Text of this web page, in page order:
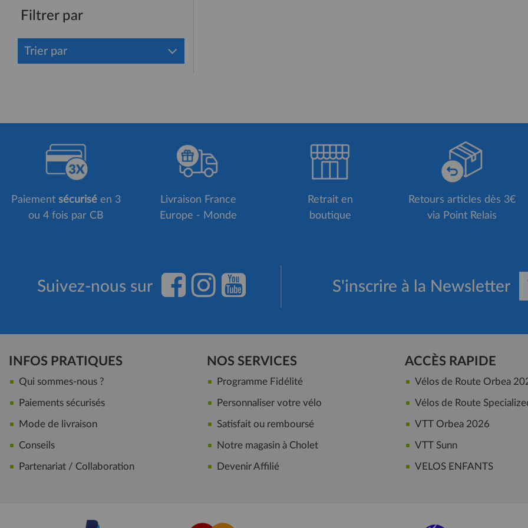
Filtrer par
Trier par
Paiement sécurisé en 3
ou 4 fois par CB
Livraison France
Europe - Monde
Retrait en
boutique
Retours articles dès 3€
via Point Relais
Suivez-nous sur S'inscrire à la Newsletter
INFOS PRATIQUES
Qui sommes-nous ?
Paiements sécurisés
Mode de livraison
Conseils
Partenariat / Collaboration
NOS SERVICES
Programme Fidélité
Personnaliser votre vélo
Satisfait ou remboursé
Notre magasin à Cholet
Devenir Affilié
ACCÈS RAPIDE
Vélos de Route Orbea
Vélos de Route
VTT Orbea 2026
VTT Sunn
VELOS ENFANTS